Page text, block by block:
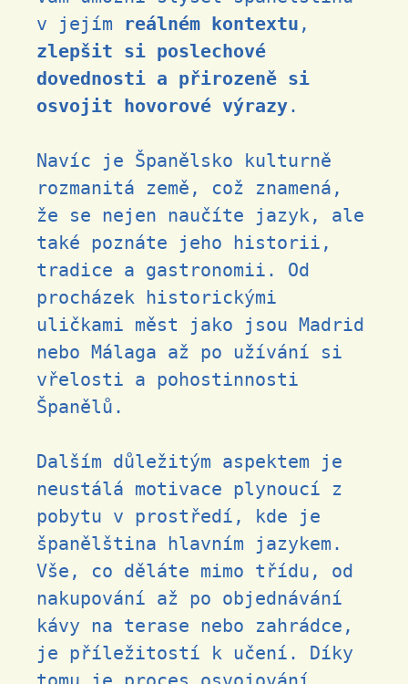
v jejím reálném kontextu ,
zlepšit si poslechové
dovednosti a přirozeně si
osvojit hovorové výrazy.
Navíc je Španělsko kulturně
rozmanitá země, což znamená,
že se nejen naučíte jazyk, ale
také poznáte jeho historii,
tradice a gastronomii. Od
procházek historickými
uličkami měst jako jsou Madrid
nebo Málaga až po užívání si
vřelosti a pohostinnosti
Španělů.
Dalším důležitým aspektem je
neustálá motivace plynoucí z
pobytu v prostředí, kde je
španělština hlavním jazykem.
Vše, co děláte mimo třídu, od
nakupování až po objednávání
kávy na terase nebo zahrádce,
je příležitostí k učení. Díky